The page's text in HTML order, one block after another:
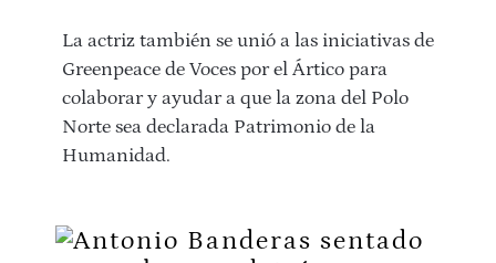
La actriz también se unió a las iniciativas de
Greenpeace de Voces por el Ártico para
colaborar y ayudar a que la zona del Polo
Norte sea declarada Patrimonio de la
Humanidad.